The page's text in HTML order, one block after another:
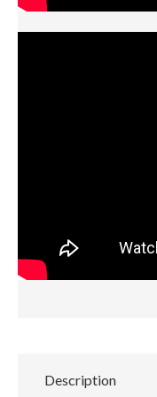
Description